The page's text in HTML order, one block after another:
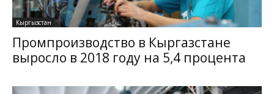
Кыргызстан
Промпроизводство в Кыргазстане
выросло в 2018 году на 5,4 процента